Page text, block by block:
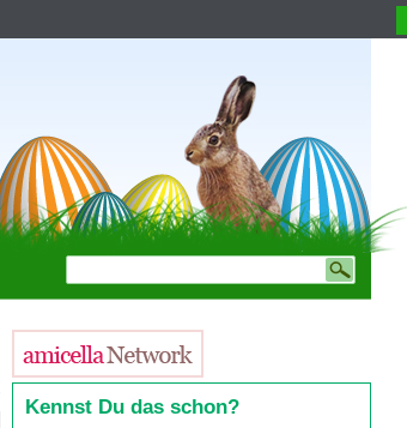
Kennst Du das schon?